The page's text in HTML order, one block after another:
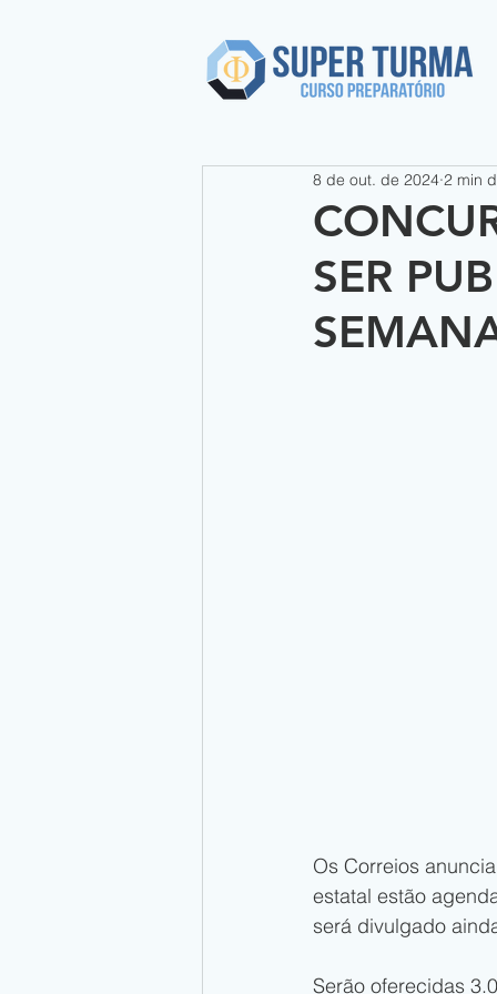
SER
8 de out. de 2024 2 min
Os Correios
estatal estão
será divulgado
Serão oferecidas